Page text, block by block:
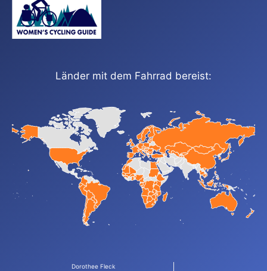
Länder mit dem Fahrrad bereist:
Dorothee Fleck